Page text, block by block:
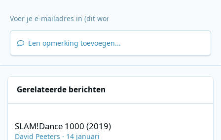
Een opmerking toevoegen...
Gerelateerde berichten
SLAM!Dance 1000 (2019)
David Peeters · 14 januari